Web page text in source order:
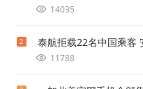
14035
2 泰航拒载22名中国乘客
11788